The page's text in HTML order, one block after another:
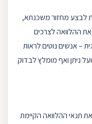
לבצעמחזור משכנתא,
את ההלוואה לצרכים
– אנשים נוטים לראות
ניתן ואף מומלץ לבדוק
תנאי ההלוואה הקיימת